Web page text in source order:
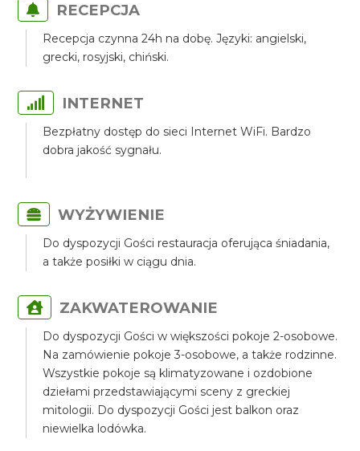
RECEPCJA
Recepcja czynna 24h na dobę. Języki: angielski,
grecki, rosyjski, chiński.
INTERNET
Bezpłatny dostęp do sieci Internet WiFi. Bardzo
dobra jakość sygnału.
WYŻYWIENIE
Do dyspozycji Gości restauracja oferująca śniadania,
a także posiłki w ciągu dnia.
ZAKWATEROWANIE
Do dyspozycji Gości w większości pokoje 2-osobowe.
Na zamówienie pokoje 3-osobowe, a także rodzinne.
Wszystkie pokoje są klimatyzowane i ozdobione
dziełami przedstawiającymi sceny z greckiej
mitologii. Do dyspozycji Gości jest balkon oraz
niewielka lodówka.